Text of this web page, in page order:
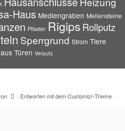
Haus Mediengraben Meilensteine
Pflaster RigipsRollputz
Sperrgrund Strom Tiere
Türen Verputz
· Entworfen mit demCustomizr-Theme ·